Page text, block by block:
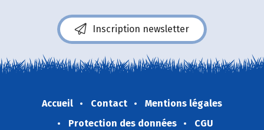
Inscription newsletter
Accueil Contact
Mentions légales
Protection des données
CGU